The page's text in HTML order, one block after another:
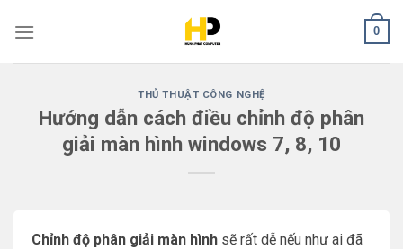
0
THỦ THUẬT CÔNG NGHỆ
Hướng dẫn cách điều chỉnh độ phân
giải màn hình windows 7, 8, 10
Chỉnh độ phân giải màn hình sẽ rất dễ nếu như ai đã